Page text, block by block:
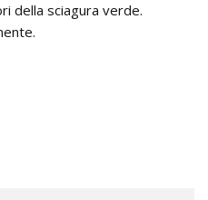
della sciagura verde.